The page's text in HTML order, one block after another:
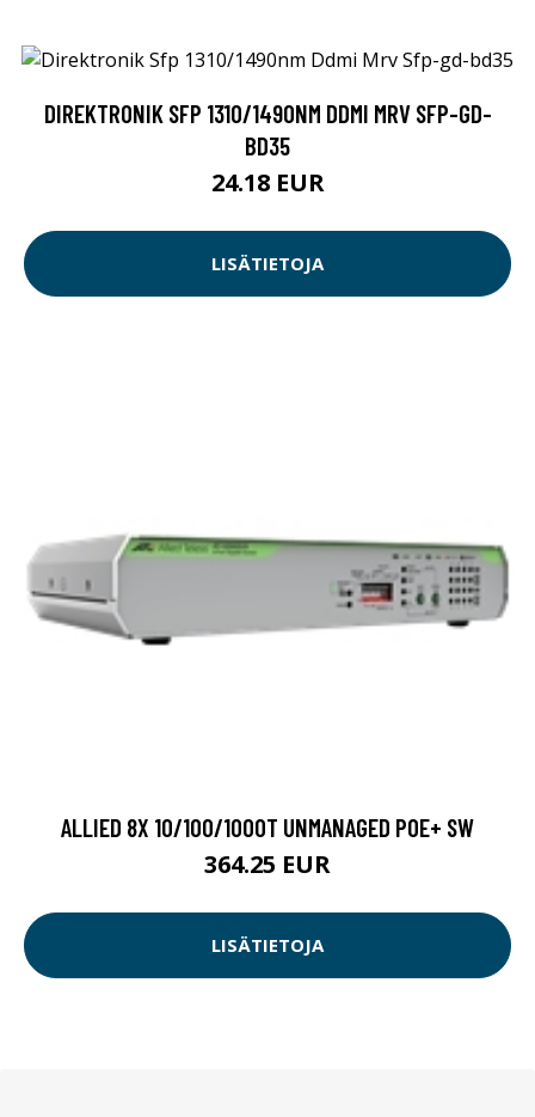
DIREKTRONIK SFP 1310/1490NM DDMI MRV SFP-GD-
BD35
24.18 EUR
LISÄTIETOJA
ALLIED 8X 10/100/1000T UNMANAGED POE+ SW
364.25 EUR
LISÄTIETOJA